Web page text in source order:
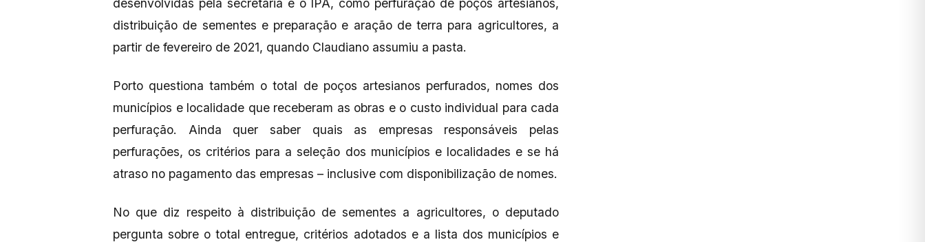
distribuição de sementes e preparação e aração de terra para agricultores, a
partir de fevereiro de 2021, quando Claudiano assumiu a pasta.
Porto questiona também o total de poços artesianos perfurados, nomes dos
municípios e localidade que receberam as obras e o custo individual para cada
perfuração. Ainda quer saber quais as empresas responsáveis pelas
perfurações, os critérios para a seleção dos municípios e localidades e se há
atraso no pagamento das empresas – inclusive com disponibilização de nomes.
No que diz respeito à distribuição de sementes a agricultores, o deputado
pergunta sobre o total entregue, critérios adotados e a lista dos municípios e